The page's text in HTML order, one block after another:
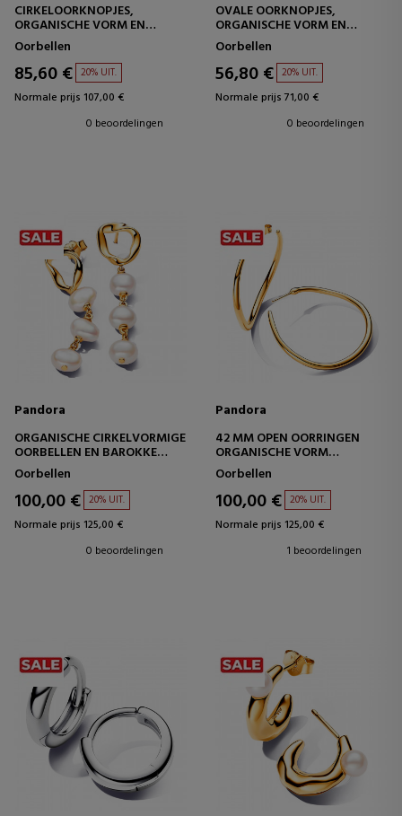
CIRKELOORKNOPJES,
ORGANISCHE VORM EN
GEKWEEKTE
ZOETWATERPARELS
263276C01
Oorbellen
85,60 € 20% UIT.
Normale prijs 107,00 €
0 beoordelingen
OVALE OORKNOPJES,
ORGANISCHE VORM EN
GEKWEEKTE
ZOETWATERPAREL 263295C01
Oorbellen
56,80 € 20% UIT.
Normale prijs 71,00 €
0 beoordelingen
Pandora
ORGANISCHE CIRKELVORMIGE
OORBELLEN EN BAROKKE
ZOETWATERPARELS
263263C01
Oorbellen
100,00 € 20% UIT.
Normale prijs 125,00 €
0 beoordelingen
Pandora
42 MM OPEN OORRINGEN
ORGANISCHE VORM
263299C00
Oorbellen
100,00 € 20% UIT.
Normale prijs 125,00 €
1 beoordelingen